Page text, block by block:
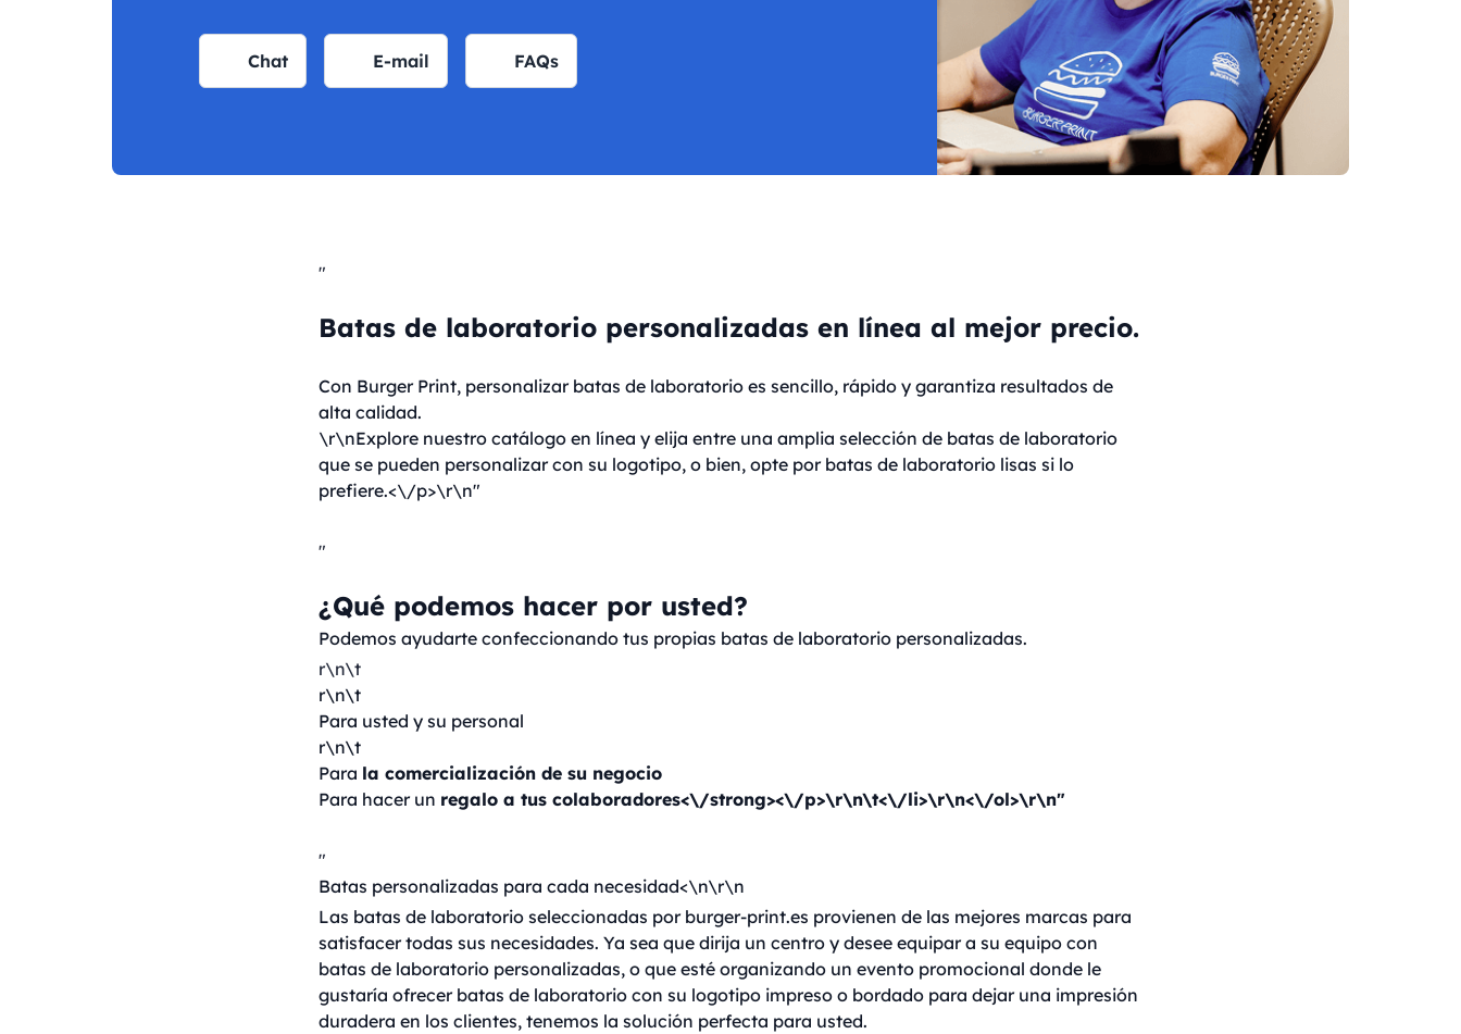
Chat E-mail FAQs
"
Batas de laboratorio personalizadas en línea al mejor precio.
Con Burger Print, personalizar batas de laboratorio es sencillo, rápido y garantiza resultados de
alta calidad.
\r\nExplore nuestro catálogo en línea y elija entre una amplia selección de batas de laboratorio
que se pueden personalizar con su logotipo, o bien, opte por batas de laboratorio lisas si lo
prefiere.<\/p>\r\n"
"
¿Qué podemos hacer por usted?
Podemos ayudarte confeccionando tus propias batas de laboratorio personalizadas.
r\n\t
r\n\t
Para usted y su personal
r\n\t
Para la comercialización de su negocio
Para hacer un regalo a tus colaboradores<\/strong><\/p>\r\n\t<\/li>\r\n<\/ol>\r\n"
"
Batas personalizadas para cada necesidad<\n\r\n
Las batas de laboratorio seleccionadas por burger-print.es provienen de las mejores marcas para
satisfacer todas sus necesidades. Ya sea que dirija un centro y desee equipar a su equipo con
batas de laboratorio personalizadas, o que esté organizando un evento promocional donde le
gustaría ofrecer batas de laboratorio con su logotipo impreso o bordado para dejar una impresión
duradera en los clientes, tenemos la solución perfecta para usted.